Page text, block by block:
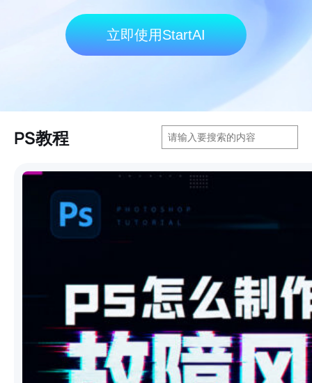
立即使用StartAI
PS教程
搜
索